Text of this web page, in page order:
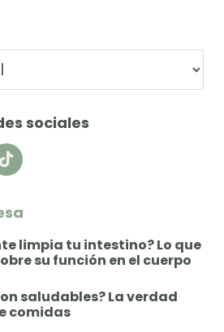
sociales
limpia tu intestino? Lo que
su función en el cuerpo
saludables? La verdad
comidas